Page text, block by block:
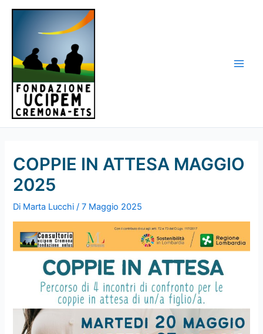
contenuto
COPPIE IN ATTESA MAGGIO
2025
Di Marta Lucchi/7 Maggio 2025